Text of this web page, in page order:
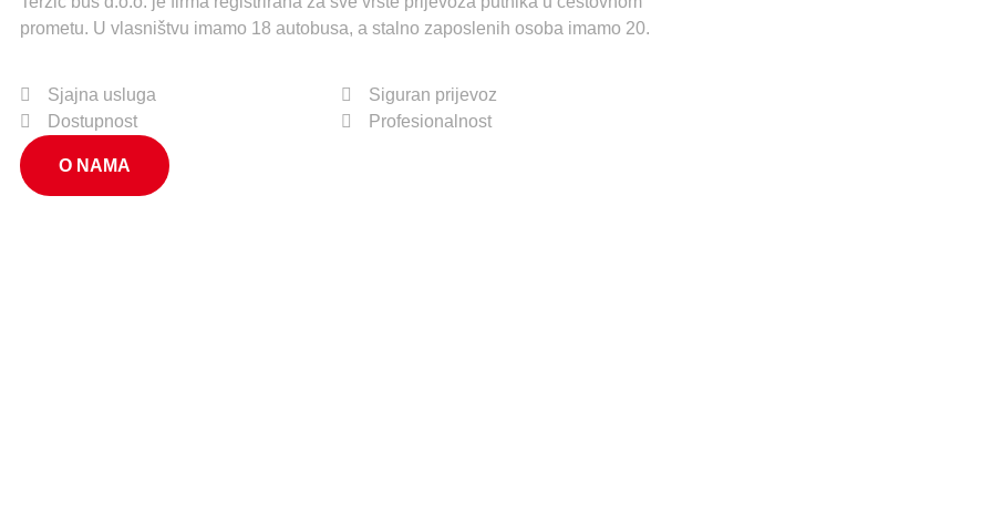
prometu. U vlasništvu imamo 18 autobusa, a stalno zaposlenih osoba imamo 20.
Sjajna usluga
Dostupnost
Siguran prijevoz
Profesionalnost
O NAMA